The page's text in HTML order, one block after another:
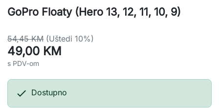
GoPro Floaty (Hero 13, 12, 11, 10, 9)
54,45 KM (Uštedi 10%)
49,00 KM
s PDV-om
 Dostupno